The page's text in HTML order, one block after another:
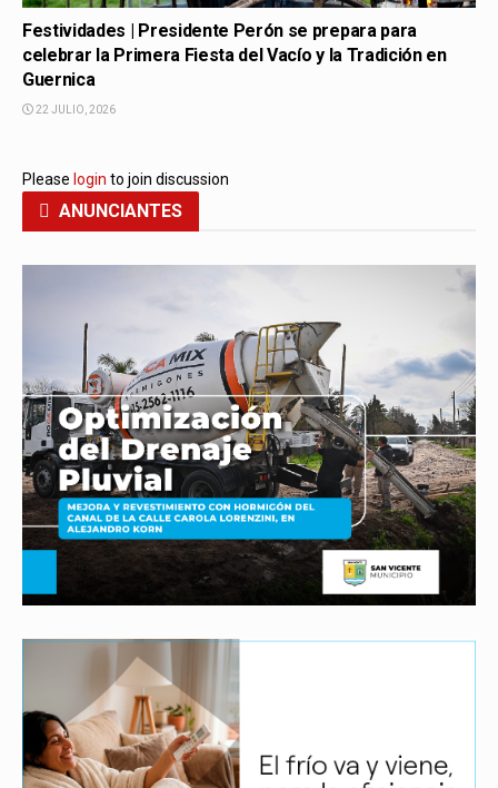
Festividades | Presidente Perón se prepara para
celebrar la Primera Fiesta del Vacío y la Tradición en
Guernica
22 JULIO, 2026
Please login to join discussion
ANUNCIANTES